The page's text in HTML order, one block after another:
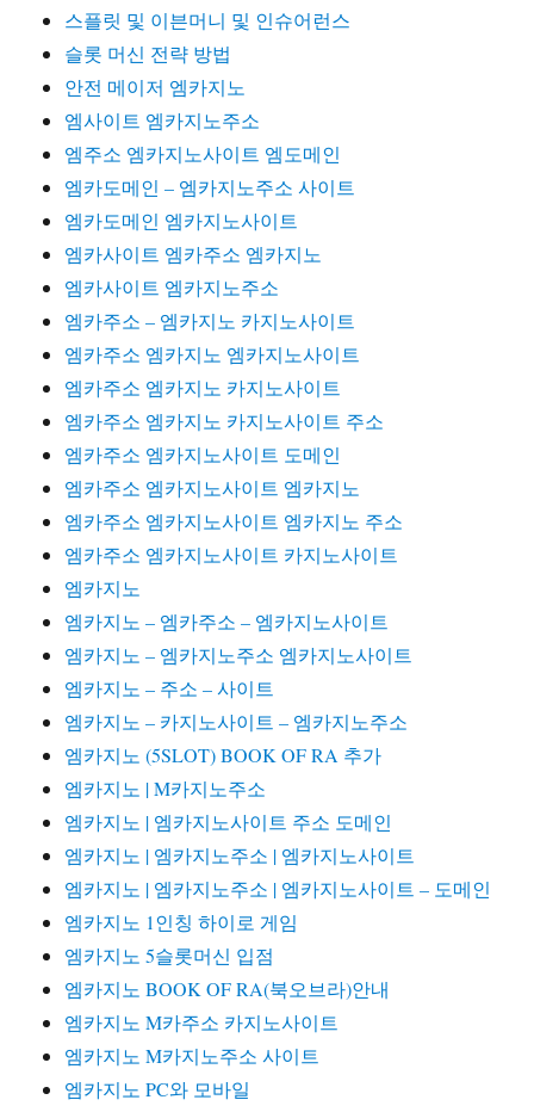
스플릿 및 이븐머니 및 인슈어런스
슬롯 머신 전략 방법
안전 메이저 엠카지노
엠사이트 엠카지노주소
엠주소 엠카지노사이트 엠도메인
엠카도메인 – 엠카지노주소 사이트
엠카도메인 엠카지노사이트
엠카사이트 엠카주소 엠카지노
엠카사이트 엠카지노주소
엠카주소 – 엠카지노 카지노사이트
엠카주소 엠카지노 엠카지노사이트
엠카주소 엠카지노 카지노사이트
엠카주소 엠카지노 카지노사이트 주소
엠카주소 엠카지노사이트 도메인
엠카주소 엠카지노사이트 엠카지노
엠카주소 엠카지노사이트 엠카지노 주소
엠카주소 엠카지노사이트 카지노사이트
엠카지노
엠카지노 – 엠카주소 – 엠카지노사이트
엠카지노 – 엠카지노주소 엠카지노사이트
엠카지노 – 주소 – 사이트
엠카지노 – 카지노사이트 – 엠카지노주소
엠카지노 (5SLOT) BOOK OF RA 추가
엠카지노 | M카지노주소
엠카지노 | 엠카지노사이트 주소 도메인
엠카지노 | 엠카지노주소 | 엠카지노사이트
엠카지노 | 엠카지노주소 | 엠카지노사이트 – 도메인
엠카지노 1인칭 하이로 게임
엠카지노 5슬롯머신 입점
엠카지노 BOOK OF RA(북오브라)안내
엠카지노 M카주소 카지노사이트
엠카지노 M카지노주소 사이트
엠카지노 PC와 모바일